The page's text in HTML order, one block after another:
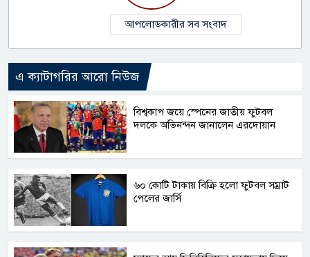
আপলোডকারীর সব সংবাদ
এ ক্যাটাগরির আরো নিউজ
বিশ্বকাপ জয়ে স্পেনের জাতীয় ফুটবল
দলকে অভিনন্দন জানালেন এরদোয়ান
৬০ কোটি টাকায় বিক্রি হলো ফুটবল সম্রাট
পেলের জার্সি